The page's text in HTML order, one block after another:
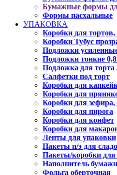
Бумажные формы
Формы пасхальные
УПАКОВКА
Коробки для тортов,
Коробки Тубус
Подложки
Подложки тонкие
Подложка для
Салфетки под торт
Коробки для
Коробки для
Коробки для зефира,
Коробки для пирога
Коробки для конфет
Коробки для
Ленты для упаковки
Пакеты п/э для
Пакеты/коробки для
Наполнитель
Фольга оберточная